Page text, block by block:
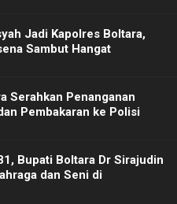
Jadi Kapolres Boltara,
Sambut Hangat
Serahkan Penanganan
Pembakaran ke Polisi
Bupati Boltara Dr Sirajudin
dan Seni di